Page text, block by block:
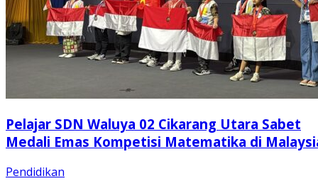
Pelajar SDN Waluya 02 Cikarang Utara Sabet
Medali Emas Kompetisi Matematika di
Pendidikan